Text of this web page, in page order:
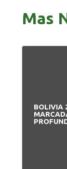
Mas
BOLIVIA